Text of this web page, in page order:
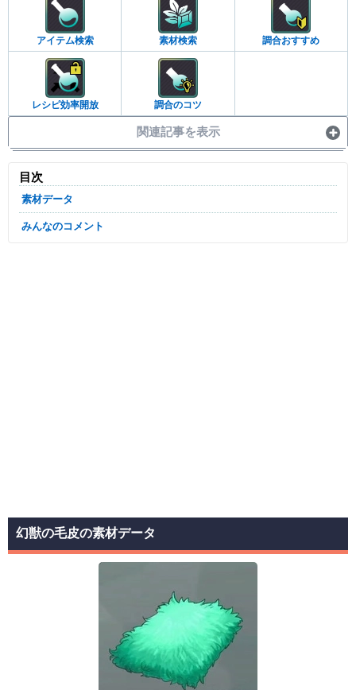
アイテム検索 素材検索 調合おすすめ
レシピ効率開放 調合のコツ
関連記事を表示
目次
素材データ
みんなのコメント
幻獣の毛皮の素材データ